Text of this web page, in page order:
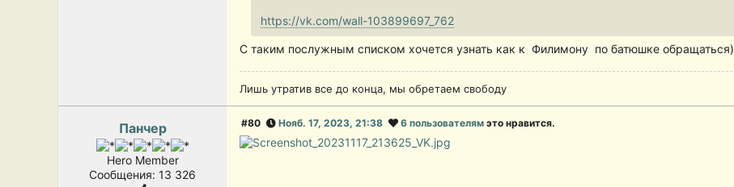
https://vk.com/wall-103899697_762
С таким послужным списком хочется узнать как к Филимону по батюшке обращаться)
Лишь утратив все до конца, мы обретаем свободу
Панчер
Hero Member
Сообщения: 13 326
#80 Нояб. 17, 2023, 21:38 6 пользователям это нравится.